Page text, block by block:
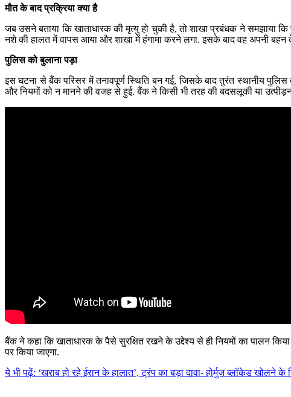
मौत के बाद प्रक्रिया क्या है
जब उसने बताया कि खाताधारक की मृत्यु हो चुकी है, तो शाखा प्रबंधक ने समझाया
नशे की हालत में वापस आया और शाखा में हंगामा करने लगा. इसके बाद वह अपनी
पुलिस को बुलाना पड़ा
इस घटना से बैंक परिसर में तनावपूर्ण स्थिति बन गई, जिसके बाद तुरंत स्थानीय
और नियमों को न मानने की वजह से हुई. बैंक ने किसी भी तरह की बदसलूकी या
बैंक ने कहा कि खाताधारक के पैसे सुरक्षित रखने के उद्देश्य से ही नियमों का पालन
पर किया जाएगा.
ये भी पढ़ें: ‘खराब हो रहे ईरान के हालात’, ट्रंप का बड़ा दावा- होर्मुज ब्लॉकेड खोलने के